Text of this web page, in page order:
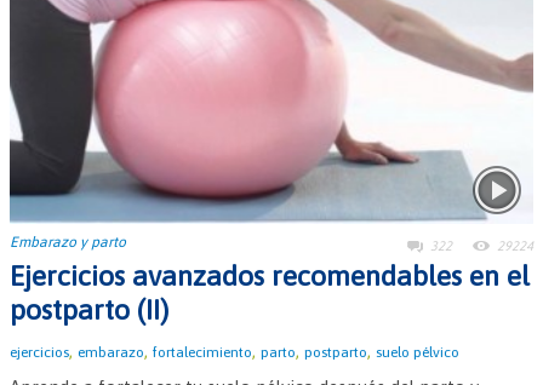
Embarazo y parto 322 29224
Ejercicios avanzados recomendables en el
postparto (II)
ejercicios, embarazo, fortalecimiento, parto, postparto, suelo pélvico